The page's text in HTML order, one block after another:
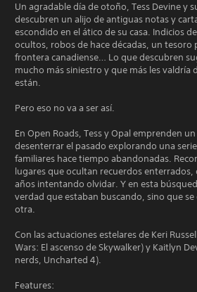
Un agradable día de otoño, Tess Devine y
descubren un alijo de antiguas notas y
escondido en el ático de su casa. Indicios
ocultos, robos de hace décadas, un tesoro
frontera canadiense… Lo que descubren
mucho más siniestro y que más les valdría
están.
Pero eso no va a ser así.
En Open Roads, Tess y Opal emprenden
desenterrar el pasado explorando una
familiares hace tiempo abandonadas.
lugares que ocultan recuerdos enterrados,
años intentando olvidar. Y en esta
verdad que estaban buscando, sino que
otra.
Con las actuaciones estelares de Keri
Wars: El ascenso de Skywalker) y Kaitlyn
nerds, Uncharted 4).
Features: